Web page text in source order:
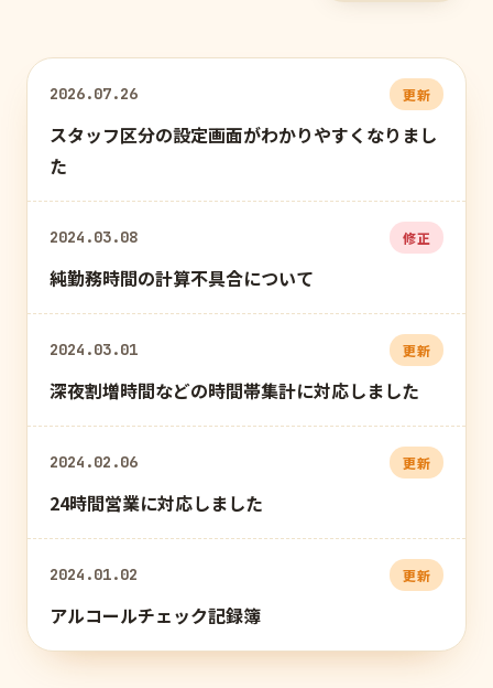
2026.07.26 更新
スタッフ区分の設定画面がわかりやすくなりまし
た
2024.03.08 修正
純勤務時間の計算不具合について
2024.03.01 更新
深夜割増時間などの時間帯集計に対応しました
2024.02.06 更新
24時間営業に対応しました
2024.01.02 更新
アルコールチェック記録簿